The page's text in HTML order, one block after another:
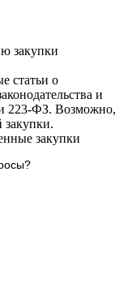
закупки
статьи о
и
223-ФЗ. Возможно,
закупки.
закупки